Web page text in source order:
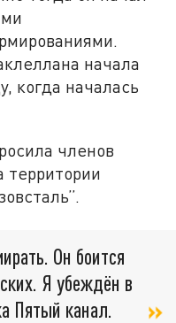
начала
когда началась
членов
территории
Он боится
Я убеждён в
Пятый канал.